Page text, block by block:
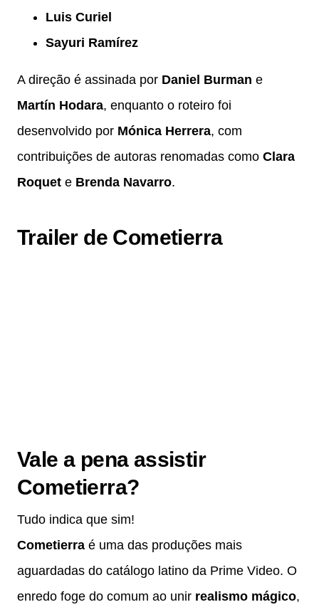
Luis Curiel
Sayuri Ramírez
A direção é assinada por Daniel Burman e
Martín Hodara, enquanto o roteiro foi
desenvolvido por Mónica Herrera, com
contribuições de autoras renomadas como Clara
Roquet e Brenda Navarro.
Trailer de Cometierra
Vale a pena assistir
Cometierra?
Tudo indica que sim!
Cometierra é uma das produções mais
aguardadas do catálogo latino da Prime Video. O
enredo foge do comum ao unir realismo mágico,